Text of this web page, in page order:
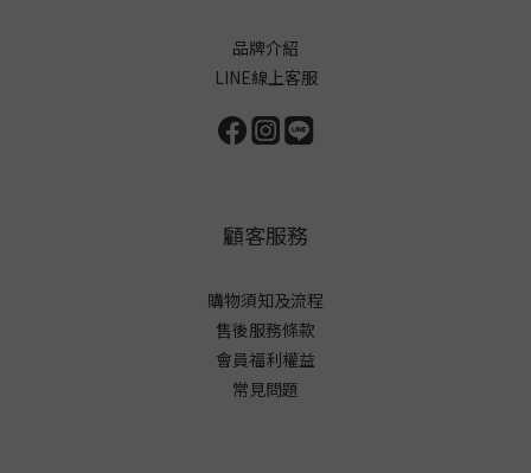
品牌介紹
LINE線上客服
顧客服務
購物須知及流程
售後服務條款
會員福利權益
常見問題